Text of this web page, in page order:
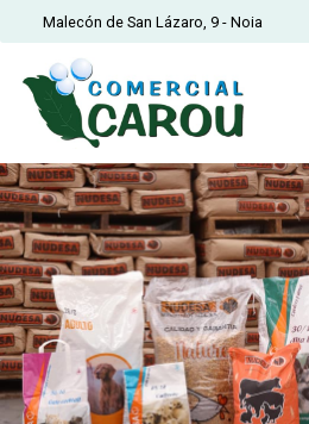
Malecón de San Lázaro, 9 - Noia